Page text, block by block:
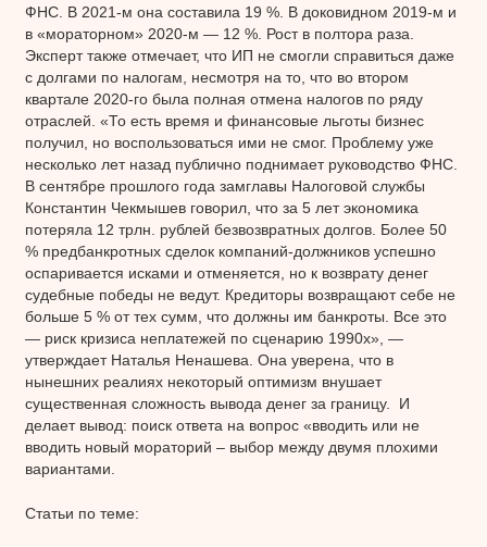
ФНС. В 2021-м она составила 19 %. В доковидном 2019-м и
в «мораторном» 2020-м — 12 %. Рост в полтора раза.
Эксперт также отмечает, что ИП не смогли справиться даже
с долгами по налогам, несмотря на то, что во втором
квартале 2020-го была полная отмена налогов по ряду
отраслей. «То есть время и финансовые льготы бизнес
получил, но воспользоваться ими не смог. Проблему уже
несколько лет назад публично поднимает руководство ФНС.
В сентябре прошлого года замглавы Налоговой службы
Константин Чекмышев говорил, что за 5 лет экономика
потеряла 12 трлн. рублей безвозвратных долгов. Более 50
% предбанкротных сделок компаний-должников успешно
оспаривается исками и отменяется, но к возврату денег
судебные победы не ведут. Кредиторы возвращают себе не
больше 5 % от тех сумм, что должны им банкроты. Все это
— риск кризиса неплатежей по сценарию 1990х», —
утверждает Наталья Ненашева. Она уверена, что в
нынешних реалиях некоторый оптимизм внушает
существенная сложность вывода денег за границу. И
делает вывод: поиск ответа на вопрос «вводить или не
вводить новый мораторий – выбор между двумя плохими
вариантами.
Статьи по теме: